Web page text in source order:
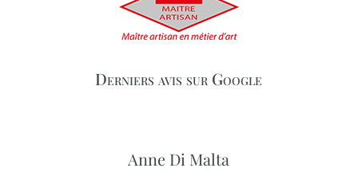
Derniers avis sur Google
Anne Di Malta